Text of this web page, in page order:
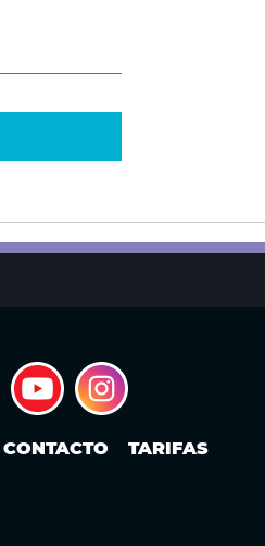
CONTACTO TARIFAS